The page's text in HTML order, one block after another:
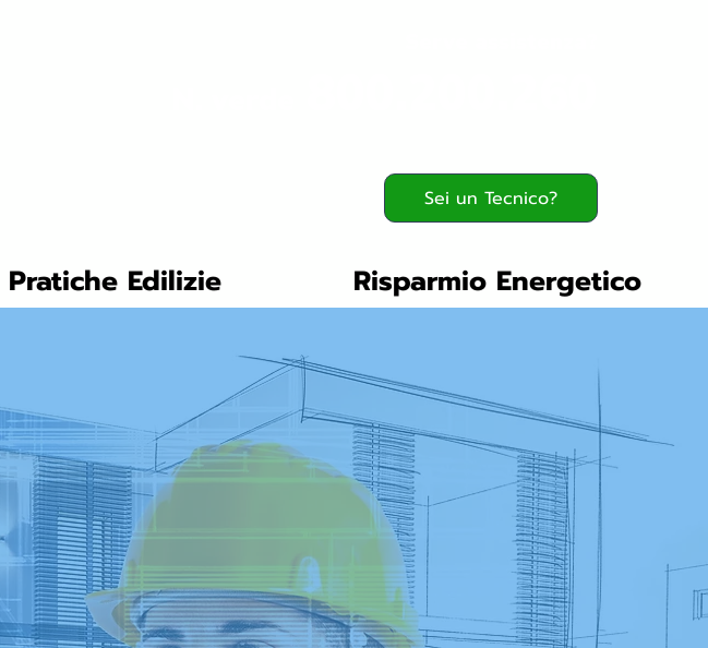
Sei un Tecnico?
Pratiche Edilizie Risparmio Energetico